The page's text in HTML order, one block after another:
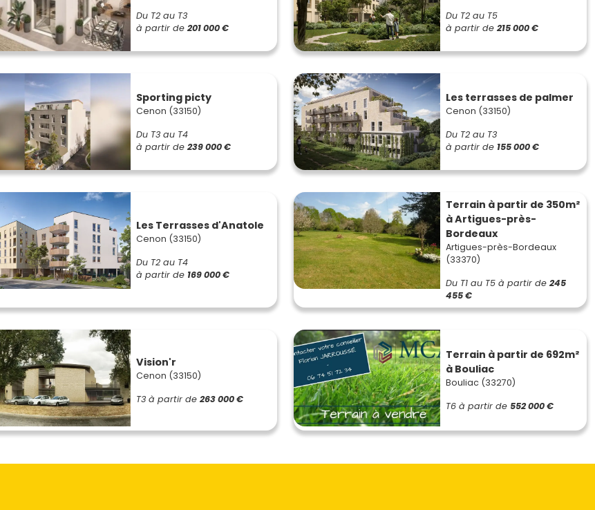
Du T2 au T3
à partir de 201 000 €
Du T2 au T5
à partir de 215 000 €
Sporting picty
Cenon (33150)
Du T3 au T4
à partir de 239 000 €
Les terrasses de palmer
Cenon (33150)
Du T2 au T3
à partir de 155 000 €
Les Terrasses d'Anatole
Cenon (33150)
Du T2 au T4
à partir de 169 000 €
Terrain à partir de 350m²
à Artigues-près-
Bordeaux
Artigues-près-Bordeaux
(33370)
Du T1 au T5 à partir de 245
455 €
Vision'r
Cenon (33150)
T3 à partir de 263 000 €
Terrain à partir de 692m²
à Bouliac
Bouliac (33270)
T6 à partir de 552 000 €